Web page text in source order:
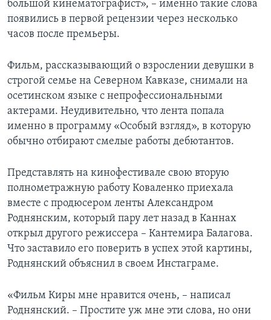
большой кинематографист», – именно такие слова
появились в первой рецензии через несколько
часов после премьеры.
Фильм, рассказывающий о взрослении девушки в
строгой семье на Северном Кавказе, снимали на
осетинском языке с непрофессиональными
актерами. Неудивительно, что лента попала
именно в программу «Особый взгляд», в которую
обычно отбирают смелые работы дебютантов.
Представлять на кинофестивале свою вторую
полнометражную работу Коваленко приехала
вместе с продюсером ленты Александром
Роднянским, который пару лет назад в Каннах
открыл другого режиссера – Кантемира Балагова.
Что заставило его поверить в успех этой картины,
Роднянский объяснил в своем Инстаграме.
«Фильм Киры мне нравится очень, – написал
Роднянский. – Простите уж мне эти слова, но они